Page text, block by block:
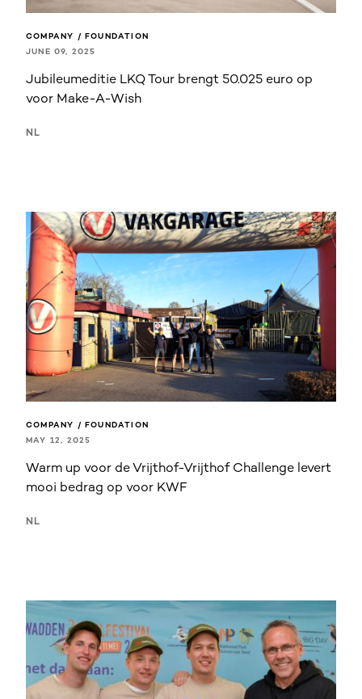
COMPANY / FOUNDATION
JUNE 09, 2025
Jubileumeditie LKQ Tour brengt 50.025 euro op
voor Make-A-Wish
NL
COMPANY / FOUNDATION
MAY 12, 2025
Warm up voor de Vrijthof-Vrijthof Challenge levert
mooi bedrag op voor KWF
NL